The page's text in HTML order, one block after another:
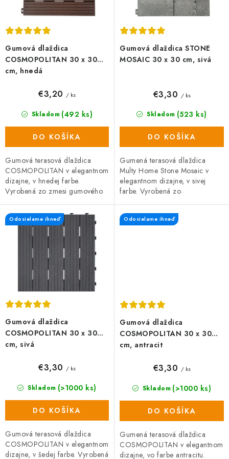
o
v
Gumová dlaždica
COSMOPOLITAN 30 x 30
cm, hnedá
Skladom (492 ks)
€3,20 / ks
DO KOŠÍKA
Gumová terasová dlaždica
COSMOPOLITAN v elegantnom
dizajne, v hnedej farbe.
Vyrobená zo zmesi gumového
zaručuje vysokú odolnosť a
dlhú...
Gumová dlaždica STONE
MOSAIC 30 x 30 cm, sivá
Skladom (523 ks)
€3,30 / ks
DO KOŠÍKA
Gumená terasová dlaždica
Multy Home Stone Mosaic v
elegantnom dizajne, v sivej
farbe. Vyrobená zo
polypropylénu, čo zaručuje
vysokú odolnosť a...
Gumová dlaždica
COSMOPOLITAN 30 x 30
cm, sivá
Odosielame ihneď
Skladom (>1000 ks)
€3,30 / ks
DO KOŠÍKA
Gumová terasová dlaždica
COSMOPOLITAN v elegantnom
dizajne, v šedej farbe. Vyrobená
Gumová dlaždica
COSMOPOLITAN 30 x 30
cm, antracit
Odosielame ihneď
Skladom (>1000 ks)
€3,30 / ks
DO KOŠÍKA
Gumená terasová dlaždica
COSMOPOLITAN v elegantnom
dizajne, vo farbe antracitu.